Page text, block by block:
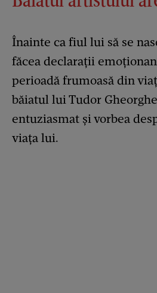
Înainte ca fiul lui să se
făcea declarații
perioadă frumoasă din
băiatul lui Tudor
entuziasmat și vorbea
viața lui.